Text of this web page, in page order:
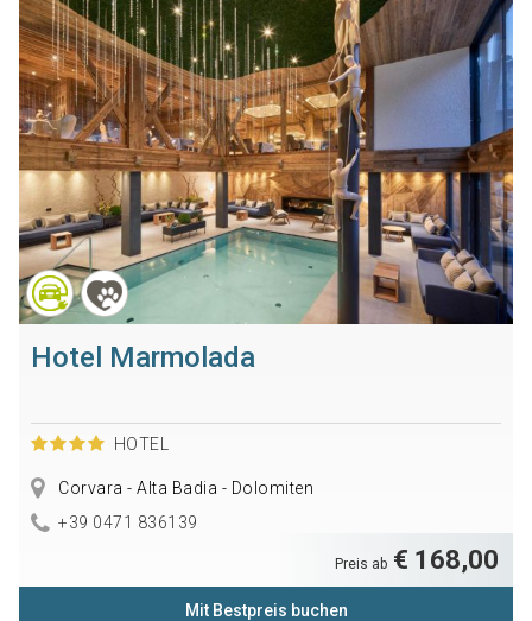
Hotel Marmolada
HOTEL
Corvara - Alta Badia - Dolomiten
+39 0471 836139
Preis ab € 168,00
Mit Bestpreis buchen